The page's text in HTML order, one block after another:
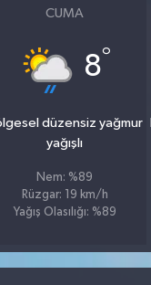
CUMA
8°
düzensiz yağmur
yağışlı
Nem: %89
Rüzgar: 19 km/h
Yağış Olasılığı: %89